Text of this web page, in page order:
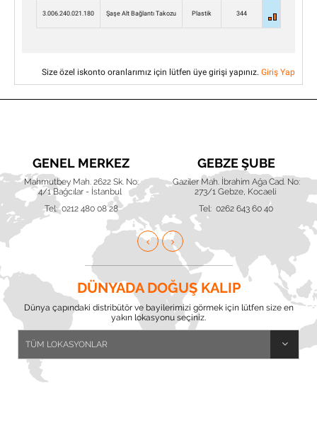
3.006.240.021.180 Şaşe Alt Bağlantı Takozu Plastik 344
Size özel iskonto oranlarımız için lütfen üye girişi yapınız. Giriş Yap
GENEL MERKEZ
Mahmutbey Mah. 2622 Sk. No:
4/1 Bağcılar - İstanbul
Tel: 0212 480 08 28
GEBZE ŞUBE
Gaziler Mah. İbrahim Ağa Cad. No:
273/1 Gebze, Kocaeli
Tel: 0262 643 60 40
DÜNYADA DOĞUŞ KALIP
Dünya çapındaki distribütör ve bayilerimizi görmek için lütfen size en
yakın lokasyonu seçiniz.